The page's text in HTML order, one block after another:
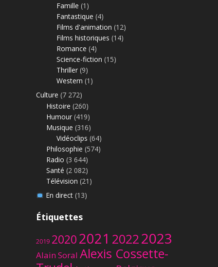
Famille (1)
Fantastique (4)
Films d'animation (12)
Films historiques (14)
Romance (4)
Science-fiction (15)
Thriller (9)
Western (1)
Culture (7 272)
Histoire (260)
Humour (419)
Musique (316)
Vidéoclips (64)
Philosophie (574)
Radio (3 644)
Santé (2 082)
Télévision (21)
En direct(13)
Étiquettes
2019 20202021 20222023
Alain Soral Alexis Cossette-